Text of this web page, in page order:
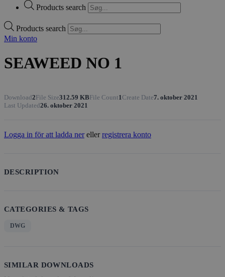
Products search
Products search
Min konto
SEAWEED NO 1
Download2File Size312.59 KBFile Count1Create Date7. oktober 2021
Last Updated26. oktober 2021
Logga in för att ladda nerellerregistrera konto
DESCRIPTION
CATEGORIES & TAGS
DWG
SIMILAR DOWNLOADS